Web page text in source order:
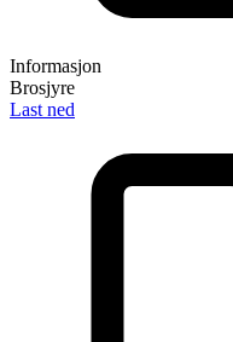
Informasjon
Brosjyre
Last ned